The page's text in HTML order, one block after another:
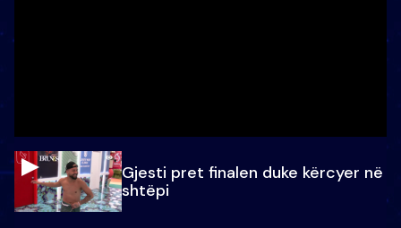
Gjesti pret finalen duke kërcyer në
shtëpi